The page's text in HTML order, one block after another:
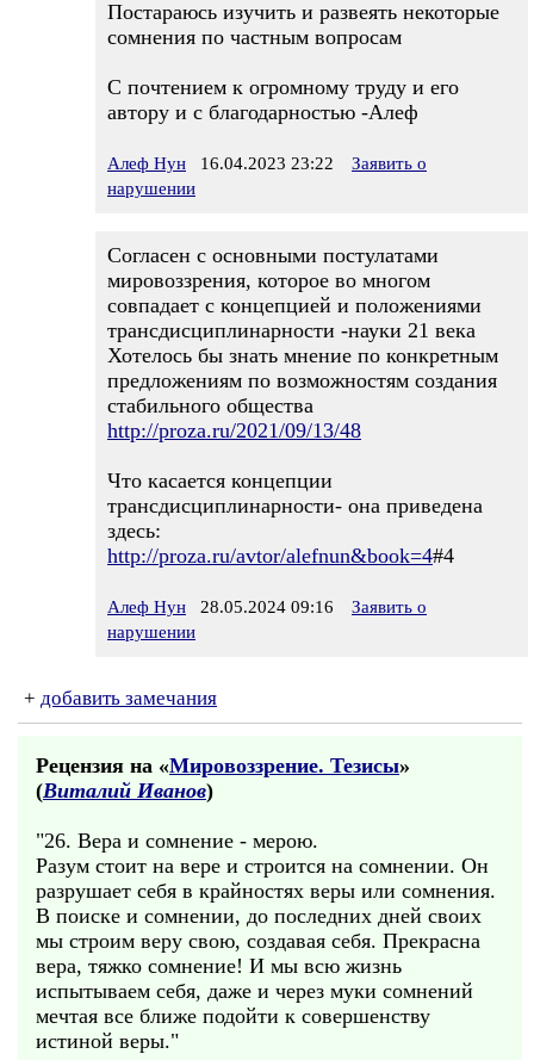
Постараюсь изучить и развеять некоторые
сомнения по частным вопросам
С почтением к огромному труду и его
автору и с благодарностью -Алеф
Алеф Нун 16.04.2023 23:22
Заявить о
нарушении
Согласен с основными постулатами
мировоззрения, которое во многом
совпадает с концепцией и положениями
трансдисциплинарности -науки 21 века
Хотелось бы знать мнение по конкретным
предложениям по возможностям создания
стабильного общества
http://proza.ru/2021/09/13/48
Что касается концепции
трансдисциплинарности- она приведена
здесь:
http://proza.ru/avtor/alefnun&book=4#4
Алеф Нун 28.05.2024 09:16
Заявить о
нарушении
+ добавить замечания
Рецензия на «Мировоззрение. Тезисы»
(Виталий Иванов)
"26. Вера и сомнение - мерою.
Разум стоит на вере и строится на сомнении. Он
разрушает себя в крайностях веры или сомнения.
В поиске и сомнении, до последних дней своих
мы строим веру свою, создавая себя. Прекрасна
вера, тяжко сомнение! И мы всю жизнь
испытываем себя, даже и через муки сомнений
мечтая все ближе подойти к совершенству
истиной веры."